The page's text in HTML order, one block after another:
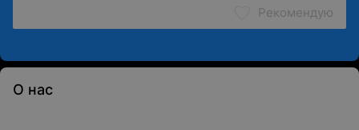
Рекомендую
О нас